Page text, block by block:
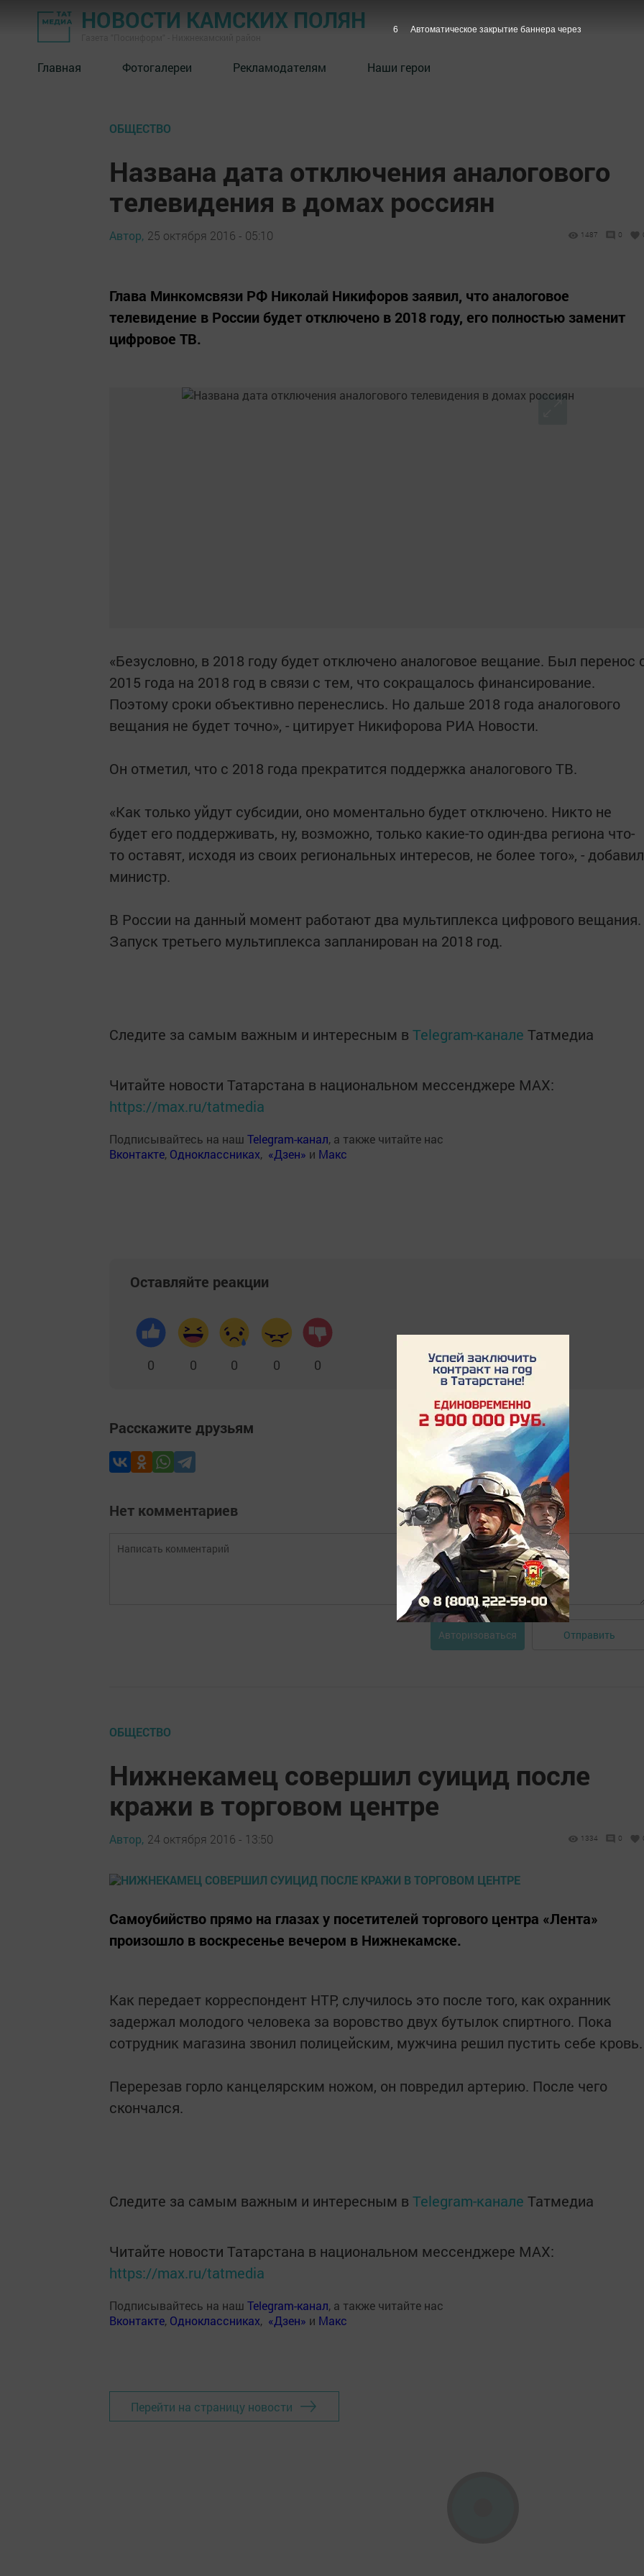
НОВОСТИ КАМСКИХ ПОЛЯН
Главная Фотогалереи Рекламодателям Наши герои
ОБЩЕСТВО
Названа дата отключения аналогового
телевидения в домах россиян
Автор, 25 октября 2016 - 05:10 1487 0
Глава Минкомсвязи РФ Николай Никифоров заявил, что аналоговое
телевидение в России будет отключено в 2018 году, его полностью заменит
цифровое ТВ.
«Безусловно, в 2018 году будет отключено аналоговое вещание. Был перенос
2015 года на 2018 год в связи с тем, что сокращалось финансирование.
Поэтому сроки объективно перенеслись. Но дальше 2018 года аналогового
вещания не будет точно», - цитирует Никифорова РИА Новости.
Он отметил, что с 2018 года прекратится поддержка аналогового ТВ.
«Как только уйдут субсидии, оно моментально будет отключено. Никто не
будет его поддерживать, ну, возможно, только какие-то один-два региона что-
то оставят, исходя из своих региональных интересов, не более того», - добавил
министр.
В России на данный момент работают два мультиплекса цифрового вещания.
Запуск третьего мультиплекса запланирован на 2018 год.
Следите за самым важным и интересным в Telegram-канале Татмедиа
Читайте новости Татарстана в национальном мессенджере MАХ:
https://max.ru/tatmedia
Подписывайтесь на наш Telegram-канал, а также читайте нас
Вконтакте, Одноклассниках, «Дзен» и Макс
Оставляйте реакции
0 0 0 0 0
Расскажите друзьям
Нет комментариев
Авторизоваться Отправить
ОБЩЕСТВО
Нижнекамец совершил суицид после
кражи в торговом центре
Автор, 24 октября 2016 - 13:50 1334 0
Самоубийство прямо на глазах у посетителей торгового центра «Лента»
произошло в воскресенье вечером в Нижнекамске.
Как передает корреспондент НТР, случилось это после того, как охранник
задержал молодого человека за воровство двух бутылок спиртного. Пока
сотрудник магазина звонил полицейским, мужчина решил пустить себе кровь.
Перерезав горло канцелярским ножом, он повредил артерию. После чего
скончался.
Следите за самым важным и интересным в Telegram-канале Татмедиа
Читайте новости Татарстана в национальном мессенджере MАХ:
https://max.ru/tatmedia
Подписывайтесь на наш Telegram-канал, а также читайте нас
Вконтакте, Одноклассниках, «Дзен» и Макс
Перейти на страницу новости
5 Автоматическое закрытие баннера через